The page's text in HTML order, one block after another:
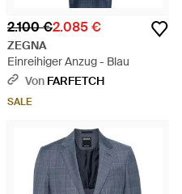
2.100 €2.085 €
ZEGNA
Einreihiger Anzug - Blau
Von FARFETCH
SALE